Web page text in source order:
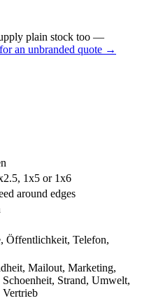
plain stock too —
an unbranded quote →
1x5 or 1x6
around edges
Öffentlichkeit, Telefon,
Mailout, Marketing,
Schoenheit, Strand, Umwelt,